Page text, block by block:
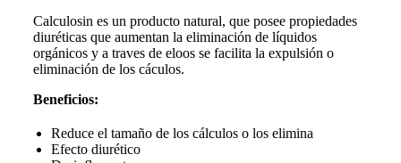
Calculosin es un producto natural, que posee propiedades
diuréticas que aumentan la eliminación de líquidos
orgánicos y a traves de eloos se facilita la expulsión o
eliminación de los cáculos.
Beneficios:
Reduce el tamaño de los cálculos o los elimina
Efecto diurético